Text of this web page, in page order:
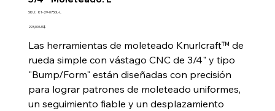
SKU: SKU
29-
K1-29-0750L-L
Precio
293,00 US$
Las herramientas de moleteado Knurlcraft™ de
rueda simple con vástago CNC de 3/4" y tipo
"Bump/Form" están diseñadas con precisión
para lograr patrones de moleteado uniformes,
un seguimiento fiable y un desplazamiento